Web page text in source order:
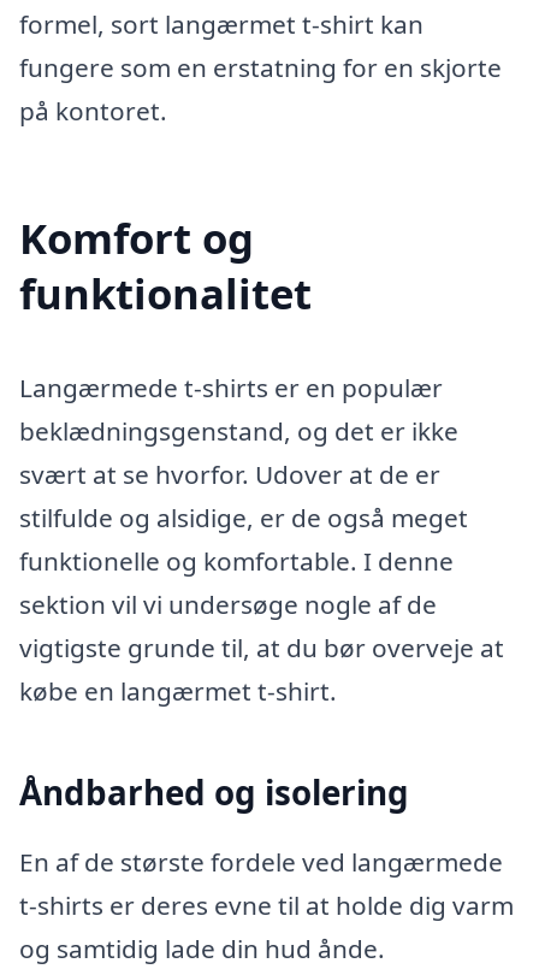
formel, sort langærmet t-shirt kan
fungere som en erstatning for en skjorte
på kontoret.
Komfort og
funktionalitet
Langærmede t-shirts er en populær
beklædningsgenstand, og det er ikke
svært at se hvorfor. Udover at de er
stilfulde og alsidige, er de også meget
funktionelle og komfortable. I denne
sektion vil vi undersøge nogle af de
vigtigste grunde til, at du bør overveje at
købe en langærmet t-shirt.
Åndbarhed og isolering
En af de største fordele ved langærmede
t-shirts er deres evne til at holde dig varm
og samtidig lade din hud ånde.